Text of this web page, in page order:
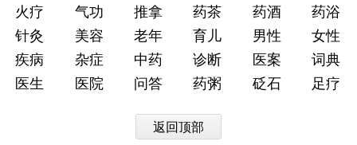
火疗
气功 推拿 药茶 药酒
药浴
针灸
美容 老年 育儿 男性
女性
疾病
杂症 中药 诊断 医案
词典
医生
医院 问答 药粥 砭石 足疗
返回顶部